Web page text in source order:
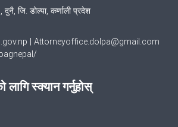
दुनै, जि. डोल्पा, कर्णाली प्रदेश
| Attorneyoffice.dolpa@gmail.com
लागि स्क्यान गर्नुहोस्